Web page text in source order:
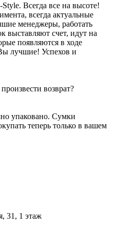
Всегда все на высоте!
всегда актуальные
менеджеры, работать
выставляют счет, идут на
появляются в ходе
лучшие! Успехов и
возврат?
упаковано. Сумки
теперь только в вашем
31, 1 этаж